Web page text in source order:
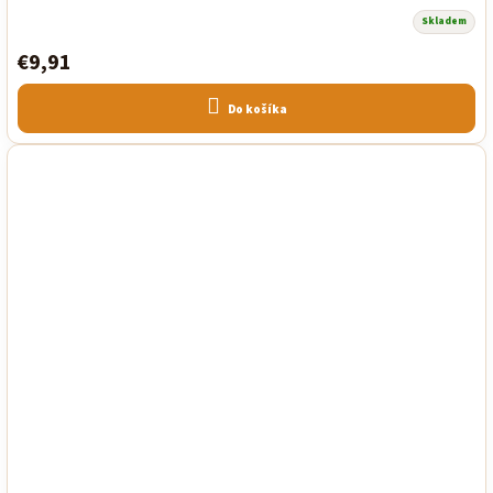
Skladem
€9,91
Do košíka